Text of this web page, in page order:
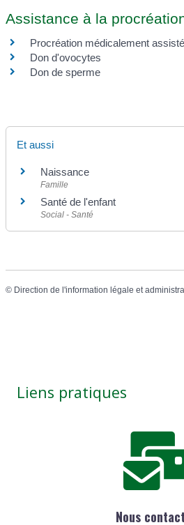
Assistance à la
Procréation médicalement
Don d'ovocytes
Don de sperme
Et aussi
Naissance
Famille
Santé de l'enfant
Social - Santé
© Direction de l'information légale et
Liens pratiques
Nous